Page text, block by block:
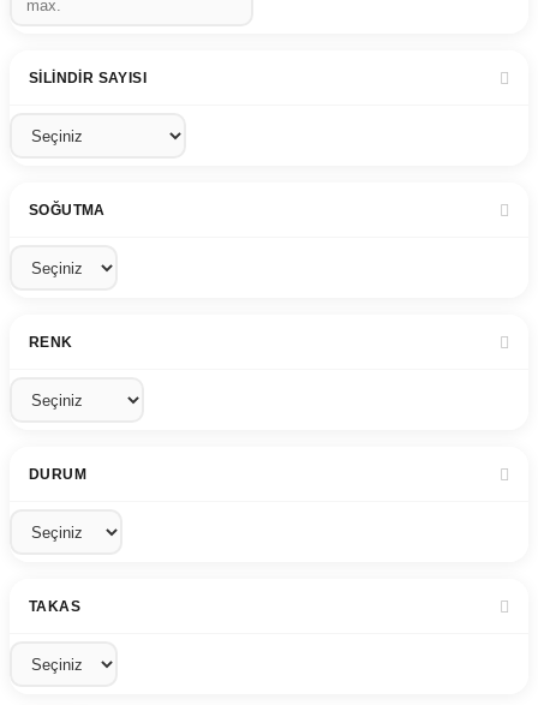
SILINDIR SAYISI
SOĞUTMA
RENK
DURUM
TAKAS